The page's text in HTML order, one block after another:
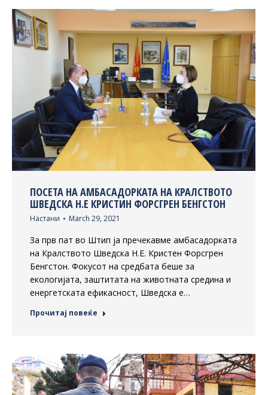
ПОСЕТА НА АМБАСАДОРКАТА НА КРАЛСТВОТО
ШВЕДСКА Н.Е КРИСТИН ФОРСГРЕН БЕНГСТОН
Настани March 29, 2021
За прв пат во Штип ја пречекавме амбасадорката
на Кралството Шведска Н.Е. Кристен Форсгрен
Бенгстон. Фокусот на средбата беше за
екологијата, заштитата на животната средина и
енергетската ефикасност, Шведска е…
Прочитај повеќе